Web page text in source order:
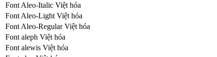
Font Aleo-Italic Việt hóa
Font Aleo-Light Việt hóa
Font Aleo-Regular Việt hóa
Font aleph Việt hóa
Font alewis Việt hóa